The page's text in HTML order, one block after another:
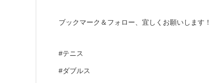
ブックマーク＆フォロー、宜しくお願いします！
#テニス
#ダブルス